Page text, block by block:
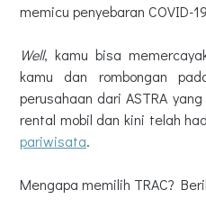
memicu penyebaran COVID-
Well, kamu bisa
kamu dan rombongan
perusahaan dari ASTRA
rental mobil dan kini telah
pariwisata.
Mengapa memilih TRAC?